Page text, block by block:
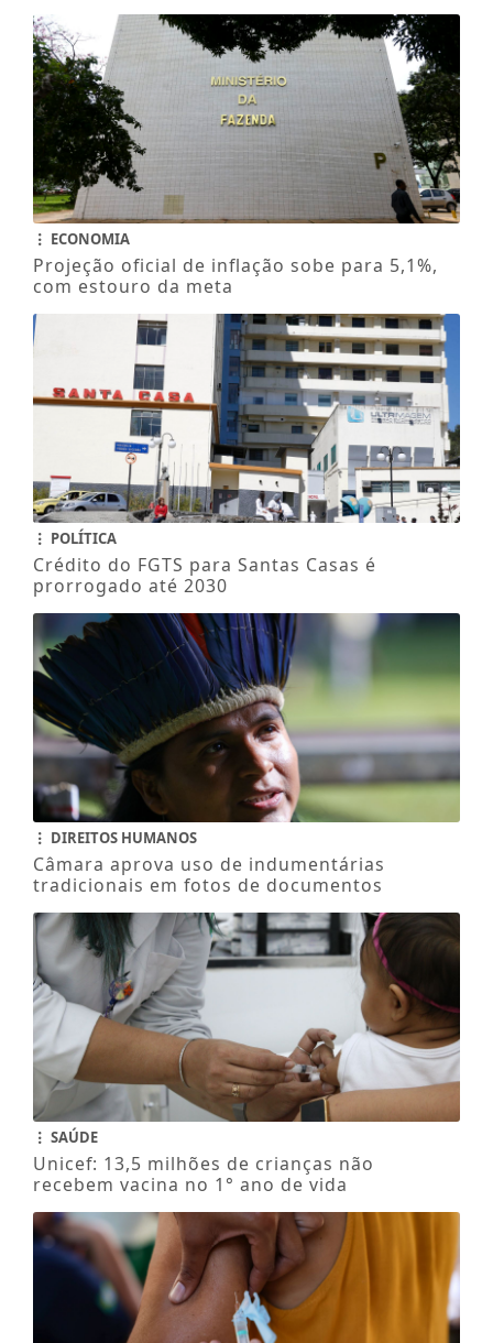
ECONOMIA
Projeção oficial de inflação sobe para 5,1%,
com estouro da meta
POLÍTICA
Crédito do FGTS para Santas Casas é
prorrogado até 2030
DIREITOS HUMANOS
Câmara aprova uso de indumentárias
tradicionais em fotos de documentos
SAÚDE
Unicef: 13,5 milhões de crianças não
recebem vacina no 1° ano de vida